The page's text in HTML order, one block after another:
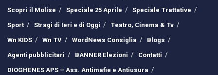
Scopri il Molise
Speciale 25 Aprile
Speciale Trattative
Sport
Stragi di Ieri e di Oggi
Teatro, Cinema & Tv
Wn KIDS
Wn TV WordNews Consiglia
Blogs
Agenti pubblicitari
BANNER Elezioni
Contatti
DIOGHENES APS – Ass. Antimafie e Antiusura